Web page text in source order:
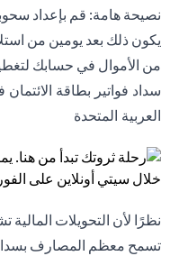
نصيحة هامة: قم بإعداد
يكون ذلك بعد يومين من
من الأموال في حسابك
سداد فواتير بطاقة
العربية المتحدة
نظرًا لأن التحويلات المالية
تسمح معظم المصارف بسداد